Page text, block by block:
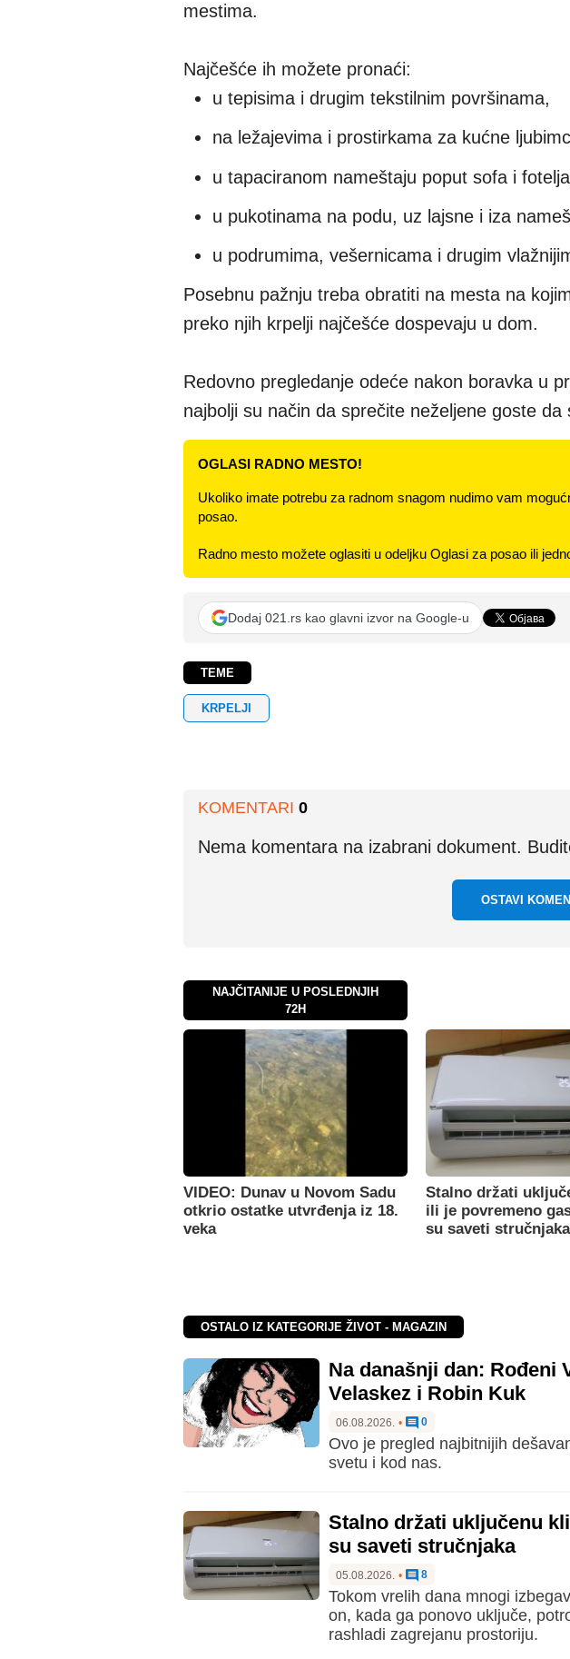
mestima.
Najčešće ih možete pronaći:
u tepisima i drugim tekstilnim površinama,
na ležajevima i prostirkama za kućne
u tapaciranom nameštaju poput sofa i
u pukotinama na podu, uz lajsne i iza
u podrumima, vešernicama i drugim
Posebnu pažnju treba obratiti na mesta na
preko njih krpelji najčešće dospevaju u dom.
Redovno pregledanje odeće nakon boravka u
najbolji su način da sprečite neželjene goste
OGLASI RADNO MESTO!
Ukoliko imate potrebu za radnom snagom nudimo vam
posao.
Radno mesto možete oglasiti u odeljku Oglasi za posao ili
Dodaj 021.rs kao glavni izvor na Google-u
TEME
KRPELJI
KOMENTARI 0
Nema komentara na izabrani dokument.
OSTAVI
NAJČITANIJE U POSLEDNJIH
72H
VIDEO: Dunav u Novom Sadu
otkrio ostatke utvrđenja iz 18.
veka
Stalno držati
ili je povremeno
su saveti stručnjaka
OSTALO IZ KATEGORIJE ŽIVOT - MAGAZIN
Na današnji dan: Rođeni
Velaskez i Robin Kuk
06.08.2026. • 0
Ovo je pregled najbitnijih
svetu i kod nas.
Stalno držati uključenu
su saveti stručnjaka
05.08.2026. • 8
Tokom vrelih dana mnogi
on, kada ga ponovo uključe,
rashladi zagrejanu prostoriju.